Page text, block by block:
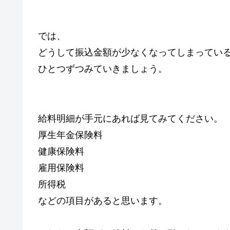
では、
どうして振込金額が少なくなってしまってい
ひとつずつみていきましょう。
給料明細が手元にあれば見てみてください。
厚生年金保険料
健康保険料
雇用保険料
所得税
などの項目があると思います。